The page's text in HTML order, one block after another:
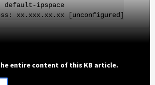
default-ipspace
xx.xxx.xx.xx [unconfigured]
entire content of this KB article.